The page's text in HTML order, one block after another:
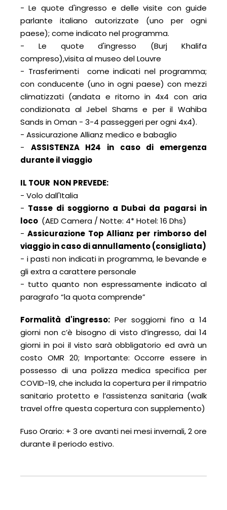
- Le quote d'ingresso e delle visite con guide
parlante italiano autorizzate (uno per ogni
paese); come indicato nel programma.
- Le quote d'ingresso (Burj Khalifa
compreso),visita al museo del Louvre
- Trasferimenti come indicati nel programma;
con conducente (uno in ogni paese) con mezzi
climatizzati (andata e ritorno in 4x4 con aria
condizionata al Jebel Shams e per il Wahiba
Sands in Oman - 3-4 passeggeri per ogni 4x4).
- Assicurazione Allianz medico e babaglio
- ASSISTENZA H24 in caso di emergenza
durante il viaggio
IL TOUR NON PREVEDE:
- Volo dall'Italia
- Tasse di soggiorno a Dubai da pagarsi in
loco (AED Camera / Notte: 4* Hotel: 16 Dhs)
-Assicurazione Top Allianz per rimborso del
viaggio in caso di annullamento (consigliata)
- i pasti non indicati in programma, le bevande e
gli extra a carattere personale
- tutto quanto non espressamente indicato al
paragrafo “la quota comprende”
Formalità d'ingresso: Per soggiorni fino a 14
giorni non c’è bisogno di visto d’ingresso, dai 14
giorni in poi il visto sarà obbligatorio ed avrà un
costo OMR 20; Importante: Occorre essere in
possesso di una polizza medica specifica per
COVID-19, che includa la copertura per il rimpatrio
sanitario protetto e l’assistenza sanitaria (walk
travel offre questa copertura con supplemento)
Fuso Orario: + 3 ore avanti nei mesi invernali, 2 ore
durante il periodo estivo.